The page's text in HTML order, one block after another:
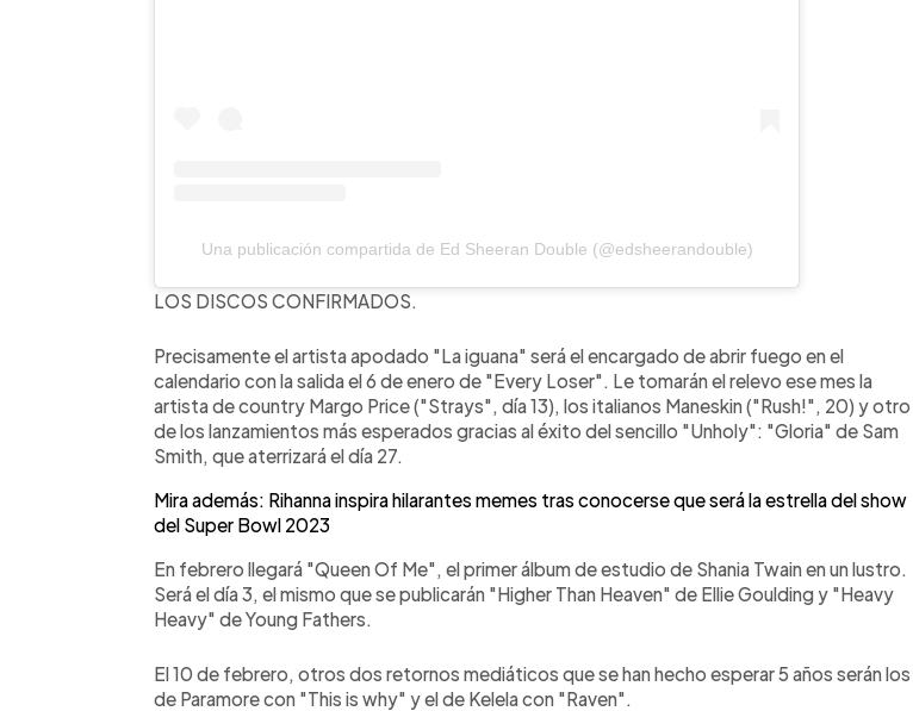
Una publicación compartida de Ed Sheeran Double (@edsheerandouble)
LOS DISCOS CONFIRMADOS.
Precisamente el artista apodado "La iguana" será el encargado de abrir fuego en el
calendario con la salida el 6 de enero de "Every Loser". Le tomarán el relevo ese mes la
artista de country Margo Price ("Strays", día 13), los italianos Maneskin ("Rush!", 20) y otro
de los lanzamientos más esperados gracias al éxito del sencillo "Unholy": "Gloria" de Sam
Smith, que aterrizará el día 27.
Mira además: Rihanna inspira hilarantes memes tras conocerse que será la estrella del show
del Super Bowl 2023
En febrero llegará "Queen Of Me", el primer álbum de estudio de Shania Twain en un lustro.
Será el día 3, el mismo que se publicarán "Higher Than Heaven" de Ellie Goulding y "Heavy
Heavy" de Young Fathers.
El 10 de febrero, otros dos retornos mediáticos que se han hecho esperar 5 años serán los
de Paramore con "This is why" y el de Kelela con "Raven".